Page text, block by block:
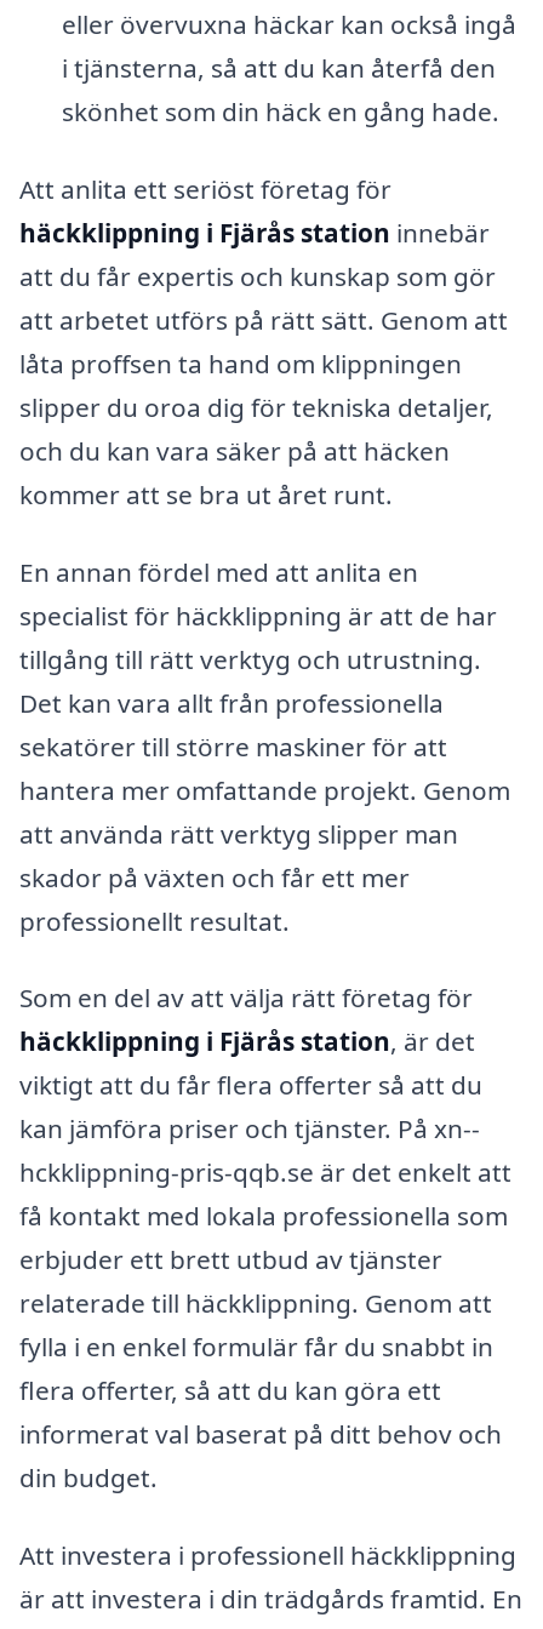
eller övervuxna häckar kan också ingå
i tjänsterna, så att du kan återfå den
skönhet som din häck en gång hade.
Att anlita ett seriöst företag för
häckklippning i Fjärås station innebär
att du får expertis och kunskap som gör
att arbetet utförs på rätt sätt. Genom att
låta proffsen ta hand om klippningen
slipper du oroa dig för tekniska detaljer,
och du kan vara säker på att häcken
kommer att se bra ut året runt.
En annan fördel med att anlita en
specialist för häckklippning är att de har
tillgång till rätt verktyg och utrustning.
Det kan vara allt från professionella
sekatörer till större maskiner för att
hantera mer omfattande projekt. Genom
att använda rätt verktyg slipper man
skador på växten och får ett mer
professionellt resultat.
Som en del av att välja rätt företag för
häckklippning i Fjärås station, är det
viktigt att du får flera offerter så att du
kan jämföra priser och tjänster. På xn--
hckklippning-pris-qqb.se är det enkelt att
få kontakt med lokala professionella som
erbjuder ett brett utbud av tjänster
relaterade till häckklippning. Genom att
fylla i en enkel formulär får du snabbt in
flera offerter, så att du kan göra ett
informerat val baserat på ditt behov och
din budget.
Att investera i professionell häckklippning
är att investera i din trädgårds framtid. En